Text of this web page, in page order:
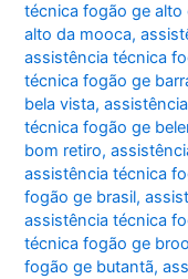
técnica fogão ge alto
alto da mooca,
assistência técnica
técnica fogão ge
bela vista,
técnica fogão ge
bom retiro,
assistência técnica
fogão ge brasil,
assistência técnica
técnica fogão ge
fogão ge butantã,